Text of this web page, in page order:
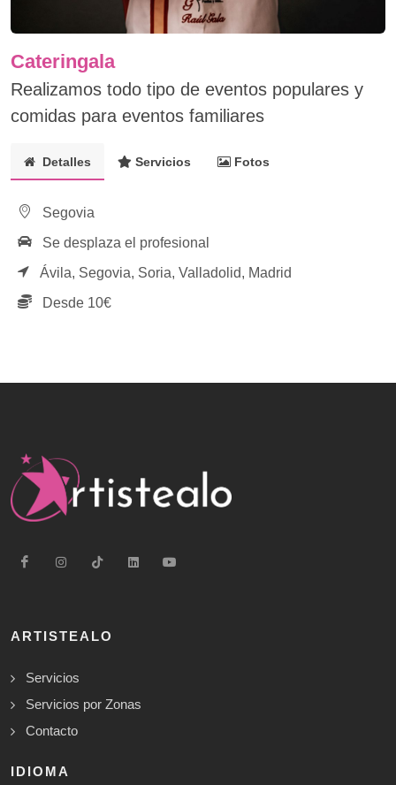
Cateringala
Realizamos todo tipo de eventos populares y
comidas para eventos familiares
Detalles Servicios Fotos
Segovia
Se desplaza el profesional
Ávila, Segovia, Soria, Valladolid, Madrid
Desde 10€
ARTISTEALO
Servicios
Servicios por Zonas
Contacto
IDIOMA